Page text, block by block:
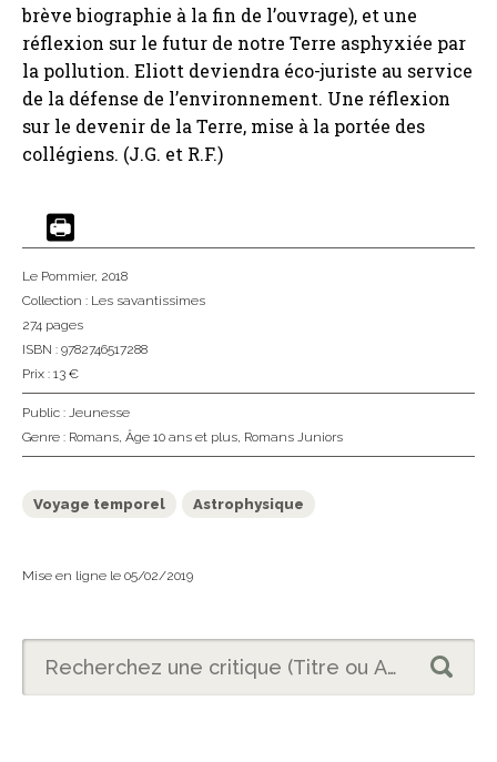
brève biographie à la fin de l’ouvrage), et une
réflexion sur le futur de notre Terre asphyxiée par
la pollution. Eliott deviendra éco-juriste au service
de la défense de l’environnement. Une réflexion
sur le devenir de la Terre, mise à la portée des
collégiens. (J.G. et R.F.)
Le Pommier, 2018
Collection : Les savantissimes
274 pages
ISBN : 9782746517288
Prix : 13 €
Public : Jeunesse
Genre : Romans Âge 10 ans et plus Romans Juniors
Voyage temporel Astrophysique
Mise en ligne le 05/02/2019